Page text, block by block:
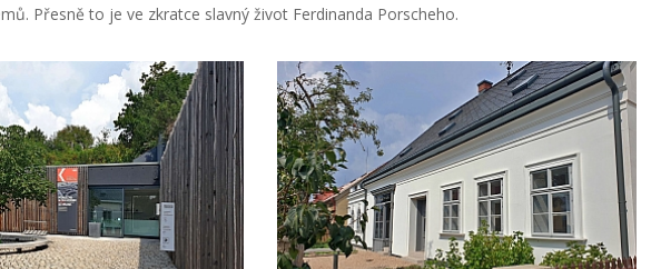
Přesně to je ve zkratce slavný život Ferdinanda Porscheho.